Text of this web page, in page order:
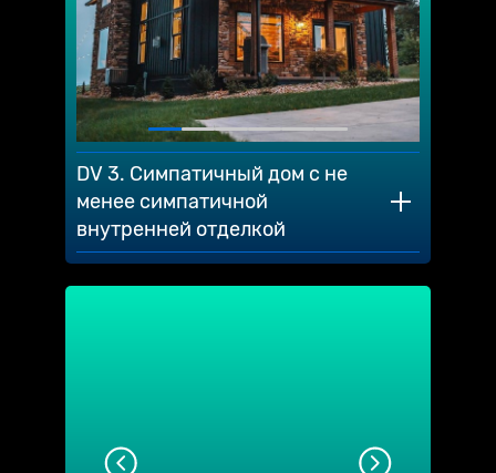
DV 3. Симпатичный дом с не
менее симпатичной
внутренней отделкой